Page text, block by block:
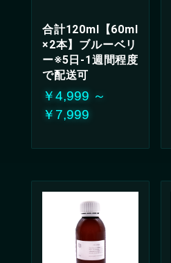
合計120ml【60ml
×2本】ブルーベリ
ー※5日-1週間程度
で配送可
￥4,999 ～
￥7,999